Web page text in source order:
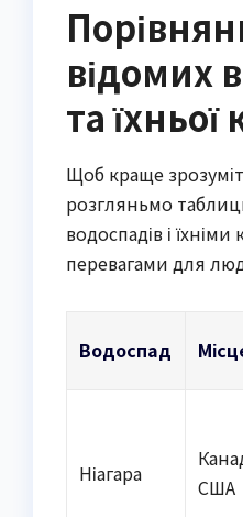
відомих
та їхньої
Щоб краще
розгляньмо
водоспадів і
перевагами для
Водоспад
Ніагара
США